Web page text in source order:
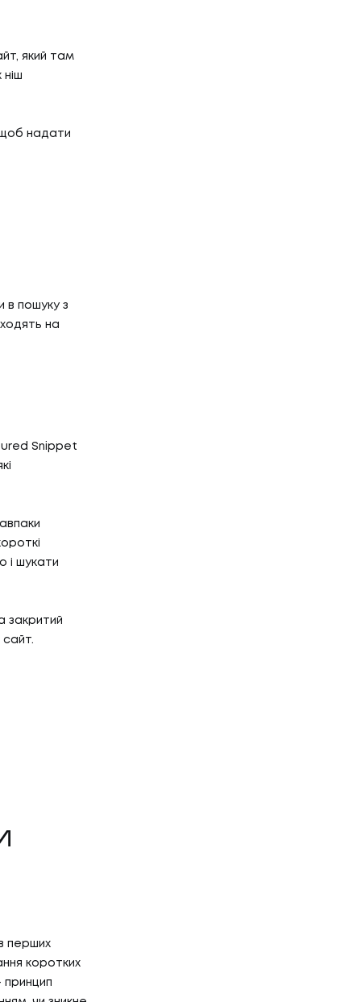
який там
щоб надати
в пошуку з
на
Snippet
і шукати
закритий
сайт.
перших
коротких
принцип